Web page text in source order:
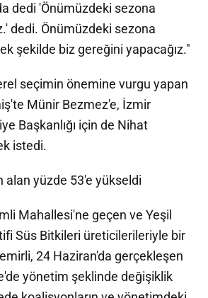
dedi 'Önümüzdeki sezona
dedi. Önümüzdeki sezona
şekilde biz gereğini yapacağız."
seçimin önemine vurgu yapan
Münir Bezmez'e, İzmir
Başkanlığı için de Nihat
istedi.
alan yüzde 53'e yükseldi
Mahallesi'ne geçen ve Yeşil
Süs Bitkileri üreticilerileriyle bir
24 Haziran'da gerçekleşen
yönetim şeklinde değişiklik